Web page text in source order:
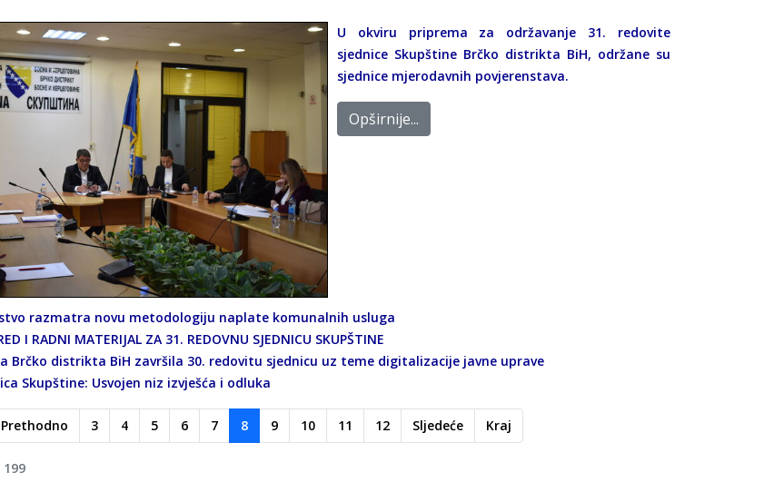
U okviru priprema za održavanje 31. redovite
sjednice Skupštine Brčko distrikta BiH, održane su
sjednice mjerodavnih povjerenstava.
Opširnije...
razmatra novu metodologiju naplate komunalnih usluga
I RADNI MATERIJAL ZA 31. REDOVNU SJEDNICU SKUPŠTINE
Brčko distrikta BiH završila 30. redovitu sjednicu uz teme digitalizacije javne uprave
Skupštine: Usvojen niz izvješća i odluka
Prethodno 3 4 5 6 7 8 9 10 11 12 Sljedeće Kraj